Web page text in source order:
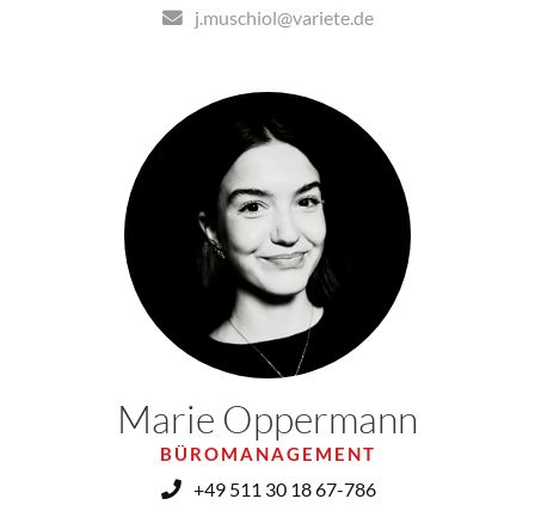
j.muschiol@variete.de
Marie Oppermann
BÜROMANAGEMENT
+49 511 30 18 67-786